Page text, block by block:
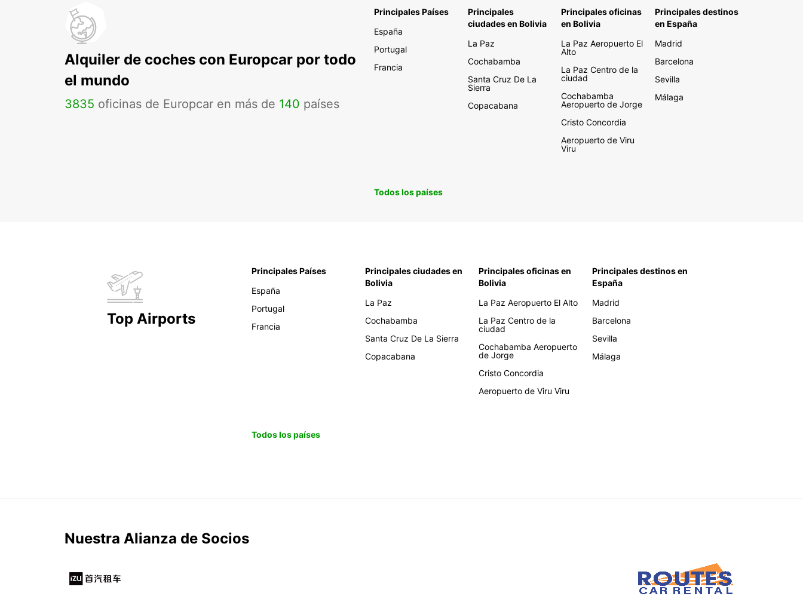
Alquiler de coches con Europcar por todo
el mundo
3835 oficinas de Europcar en más de 140 países
Principales Países
España
Portugal
Francia
Principales
ciudades en Bolivia
La Paz
Cochabamba
Santa Cruz De La
Sierra
Copacabana
Principales oficinas
en Bolivia
La Paz Aeropuerto El
Alto
La Paz Centro de la
ciudad
Cochabamba
Aeropuerto de Jorge
Cristo Concordia
Aeropuerto de Viru
Viru
Principales destinos
en España
Madrid
Barcelona
Sevilla
Málaga
Todos los países
Top Airports
Principales Países
España
Portugal
Francia
Principales ciudades en
Bolivia
La Paz
Cochabamba
Santa Cruz De La Sierra
Copacabana
Principales oficinas en
Bolivia
La Paz Aeropuerto El Alto
La Paz Centro de la
ciudad
Cochabamba Aeropuerto
de Jorge
Cristo Concordia
Aeropuerto de Viru Viru
Principales destinos en
España
Madrid
Barcelona
Sevilla
Málaga
Todos los países
Nuestra Alianza de Socios